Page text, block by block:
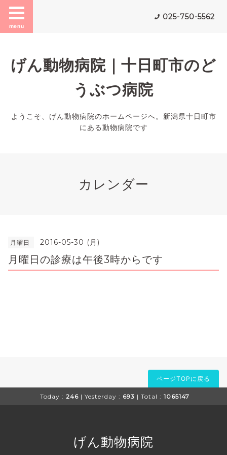
menu
025-750-5562
げん動物病院｜十日町市のど
うぶつ病院
ようこそ、げん動物病院のホームページへ。新潟県十日町市
にある動物病院です
カレンダー
月曜日 2016-05-30 (月)
月曜日の診療は午後3時からです
ページTOPに戻る
Today : 246 | Yesterday : 693 | Total : 1065147
げん動物病院